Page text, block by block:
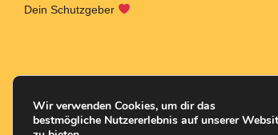
Dein Schutzgeber
Wir verwenden Cookies, um dir das
bestmögliche Nutzererlebnis auf unserer